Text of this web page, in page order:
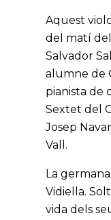
Aquest
del matí
Salvador
alumne de
pianista de
Sextet del
Josep
Vall.
La
Vidiella.
vida dels